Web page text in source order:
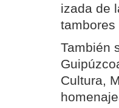
izada de
También
Cultura,